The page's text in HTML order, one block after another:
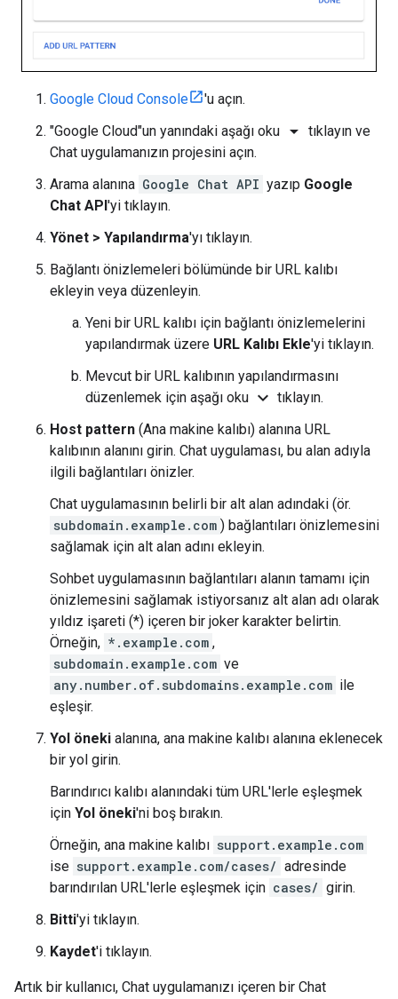
Google Cloud Console
'u açın.
"Google Cloud"un yanındaki aşağı oku arrow_drop_down tıklayın ve
Chat uygulamanızın projesini açın.
Arama alanına Google Chat API yazıp Google
Chat API 'yi tıklayın.
Yönet > Yapılandırma'yı tıklayın.
Bağlantı önizlemeleri bölümünde bir URL kalıbı
ekleyin veya düzenleyin.
Yeni bir URL kalıbı için bağlantı önizlemelerini
yapılandırmak üzere URL Kalıbı Ekle'yi tıklayın.
Mevcut bir URL kalıbının yapılandırmasını
düzenlemek için aşağı oku expand_more tıklayın.
Host pattern (Ana makine kalıbı) alanına URL
kalıbının alanını girin. Chat uygulaması, bu alan adıyla
ilgili bağlantıları önizler.
Chat uygulamasının belirli bir alt alan adındaki (ör.
subdomain.example.com ) bağlantıları önizlemesini
sağlamak için alt alan adını ekleyin.
Sohbet uygulamasının bağlantıları alanın tamamı için
önizlemesini sağlamak istiyorsanız alt alan adı olarak
yıldız işareti (*) içeren bir joker karakter belirtin.
Örneğin, *.example.com ,
subdomain.example.com ve
any.number.of.subdomains.example.com ile
eşleşir.
Yol öneki alanına, ana makine kalıbı alanına eklenecek
bir yol girin.
Barındırıcı kalıbı alanındaki tüm URL'lerle eşleşmek
için Yol öneki'ni boş bırakın.
Örneğin, ana makine kalıbı support.example.com
ise support.example.com/cases/ adresinde
barındırılan URL'lerle eşleşmek için cases/ girin.
Bitti'yi tıklayın.
Kaydet'i tıklayın.
Artık bir kullanıcı, Chat uygulamanızı içeren bir Chat